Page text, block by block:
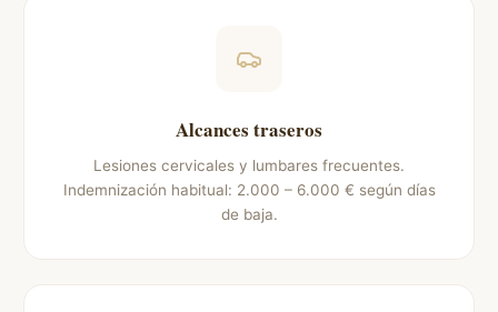
Alcances traseros
Lesiones cervicales y lumbares frecuentes.
Indemnización habitual: 2.000 – 6.000 € según días
de baja.